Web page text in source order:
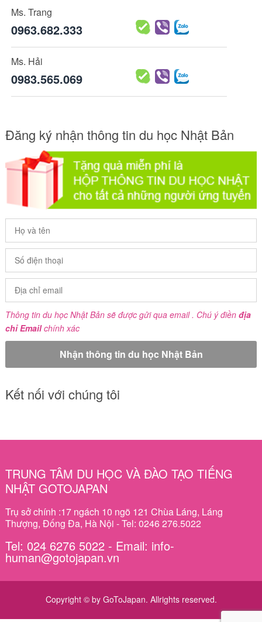
Ms. Trang
0963.682.333
Ms. Hải
0983.565.069
Đăng ký nhận thông tin du học Nhật Bản
Thông tin du học Nhật Bản sẽ được gửi qua email . Chú ý điền địa
chỉ Emailchính xác
Kết nối với chúng tôi
TRUNG TÂM DU HỌC VÀ ĐÀO TẠO TIẾNG
NHẬT GOTOJAPAN
Trụ sở chính :17 ngách 10 ngõ 121 Chùa Láng, Láng
Thượng, Đống Đa, Hà Nội - Tel: 0246 276.5022
Tel: 024 6276 5022 - Email: info-
human@gotojapan.vn
Copyright © by GoToJapan. Allrights reserved.